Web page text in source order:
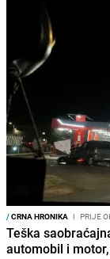
/CRNA HRONIKA I PRIJE
Teška
automobil i